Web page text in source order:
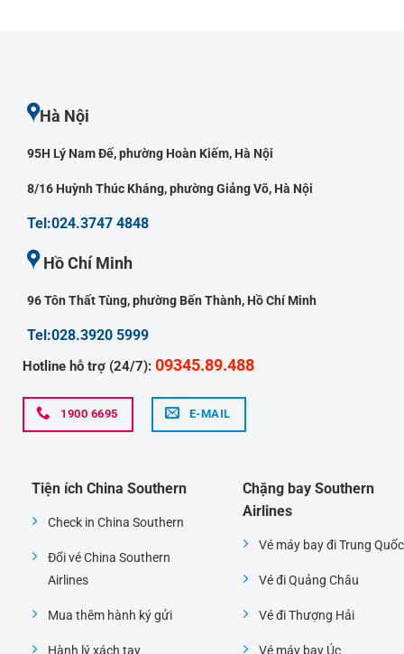
Hà Nội
95H Lý Nam Đế, phường Hoàn Kiếm, Hà Nội
8/16 Huỳnh Thúc Kháng, phường Giảng Võ, Hà Nội
Tel:024.3747 4848
Hồ Chí Minh
96 Tôn Thất Tùng, phường Bến Thành, Hồ Chí Minh
Tel:028.3920 5999
Hotline hỗ trợ (24/7): 09345.89.488
1900 6695 E-MAIL
Tiện ích China Southern
Check in China Southern
Đổi vé China Southern
Airlines
Mua thêm hành ký gửi
Chặng bay Southern
Airlines
Vé máy bay đi Trung Quốc
Vé đi Quảng Châu
Vé đi Thượng Hải